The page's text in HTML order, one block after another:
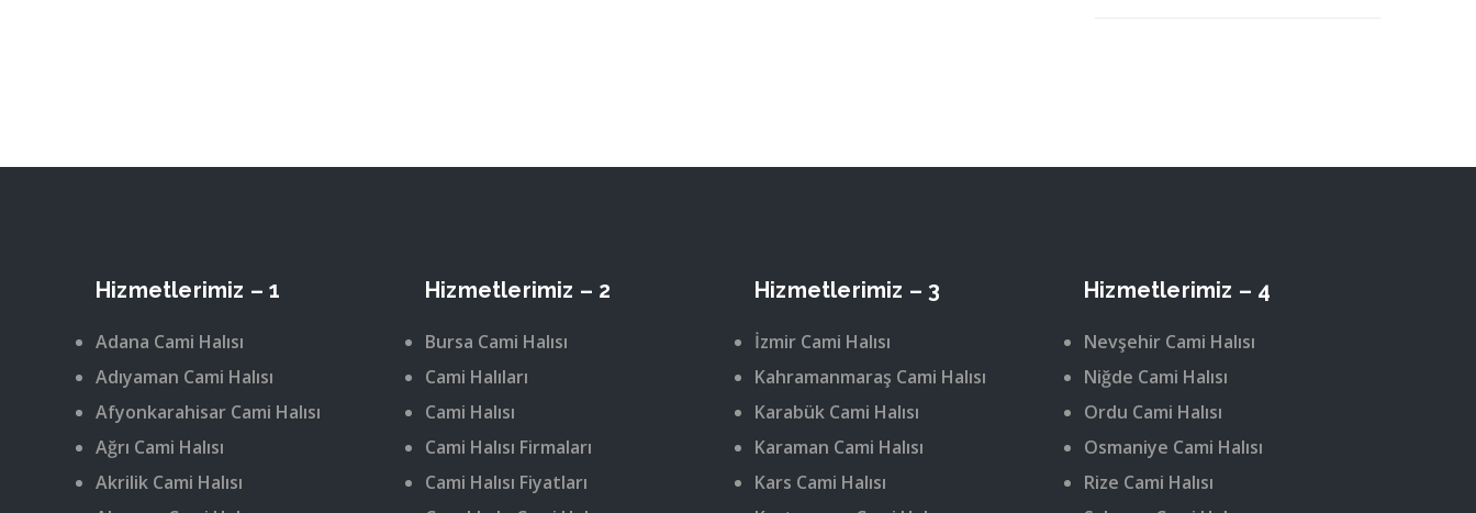
Hizmetlerimiz – 1
Adana Cami Halısı
Adıyaman Cami Halısı
Afyonkarahisar Cami Halısı
Ağrı Cami Halısı
Akrilik Cami Halısı
Hizmetlerimiz – 2
Bursa Cami Halısı
Cami Halıları
Cami Halısı
Cami Halısı Firmaları
Cami Halısı Fiyatları
Hizmetlerimiz – 3
İzmir Cami Halısı
Kahramanmaraş Cami Halısı
Karabük Cami Halısı
Karaman Cami Halısı
Kars Cami Halısı
Hizmetlerimiz – 4
Nevşehir Cami Halısı
Niğde Cami Halısı
Ordu Cami Halısı
Osmaniye Cami Halısı
Rize Cami Halısı